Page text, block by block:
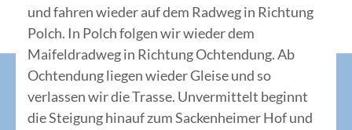
und fahren wieder auf dem Radweg in Richtung
Polch. In Polch folgen wir wieder dem
Maifeldradweg in Richtung Ochtendung. Ab
Ochtendung liegen wieder Gleise und so
verlassen wir die Trasse. Unvermittelt beginnt
die Steigung hinauf zum Sackenheimer Hof und